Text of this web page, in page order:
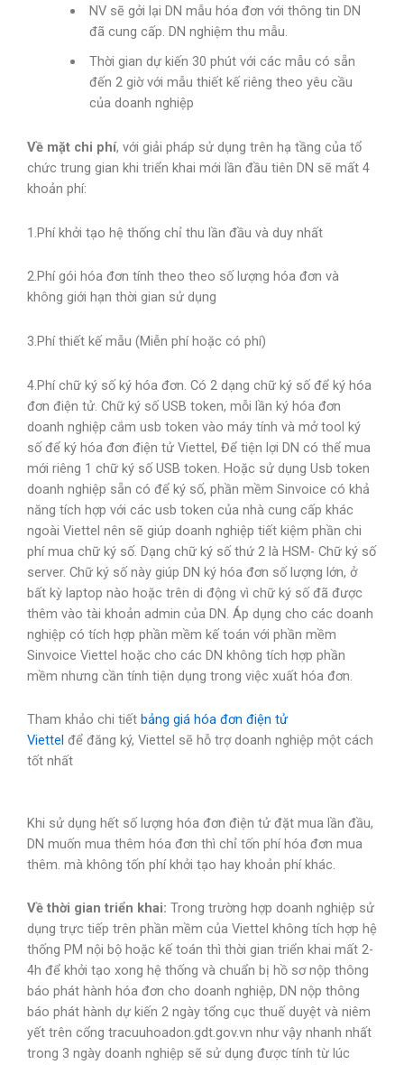
NV sẽ gởi lại DN mẫu hóa đơn với thông tin DN
đã cung cấp. DN nghiệm thu mẫu.
Thời gian dự kiến 30 phút với các mẫu có sẵn
đến 2 giờ với mẫu thiết kế riêng theo yêu cầu
của doanh nghiệp
Về mặt chi phí, với giải pháp sử dụng trên hạ tầng của tổ
chức trung gian khi triển khai mới lần đầu tiên DN sẽ mất 4
khoản phí:
1.Phí khởi tạo hệ thống chỉ thu lần đầu và duy nhất
2.Phí gói hóa đơn tính theo theo số lượng hóa đơn và
không giới hạn thời gian sử dụng
3.Phí thiết kế mẫu (Miễn phí hoặc có phí)
4.Phí chữ ký số ký hóa đơn. Có 2 dạng chữ ký số để ký hóa
đơn điện tử. Chữ ký số USB token, mỗi lần ký hóa đơn
doanh nghiệp cắm usb token vào máy tính và mở tool ký
số để ký hóa đơn điện tử Viettel, Để tiện lợi DN có thể mua
mới riêng 1 chữ ký số USB token. Hoặc sử dụng Usb token
doanh nghiệp sẵn có để ký số, phần mềm Sinvoice có khả
năng tích hợp với các usb token của nhà cung cấp khác
ngoài Viettel nên sẽ giúp doanh nghiệp tiết kiệm phần chi
phí mua chữ ký số. Dạng chữ ký số thứ 2 là HSM- Chữ ký số
server. Chữ ký số này giúp DN ký hóa đơn số lượng lớn, ở
bất kỳ laptop nào hoặc trên di động vì chữ ký số đã được
thêm vào tài khoản admin của DN. Áp dụng cho các doanh
nghiệp có tích hợp phần mềm kế toán với phần mềm
Sinvoice Viettel hoặc cho các DN không tích hợp phần
mềm nhưng cần tính tiện dụng trong việc xuất hóa đơn.
Tham khảo chi tiết bảng giá hóa đơn điện tử
Viettel để đăng ký, Viettel sẽ hỗ trợ doanh nghiệp một cách
tốt nhất
Khi sử dụng hết số lượng hóa đơn điện tử đặt mua lần đầu,
DN muốn mua thêm hóa đơn thì chỉ tốn phí hóa đơn mua
thêm. mà không tốn phí khởi tạo hay khoản phí khác.
Về thời gian triển khai: Trong trường hợp doanh nghiệp sử
dụng trực tiếp trên phần mềm của Viettel không tích hợp hệ
thống PM nội bộ hoặc kế toán thì thời gian triển khai mất 2-
4h để khởi tạo xong hệ thống và chuẩn bị hồ sơ nộp thông
báo phát hành hóa đơn cho doanh nghiệp, DN nộp thông
báo phát hành dự kiến 2 ngày tổng cục thuế duyệt và niêm
yết trên cổng tracuuhoadon.gdt.gov.vn như vậy nhanh nhất
trong 3 ngày doanh nghiệp sẽ sử dụng được tính từ lúc